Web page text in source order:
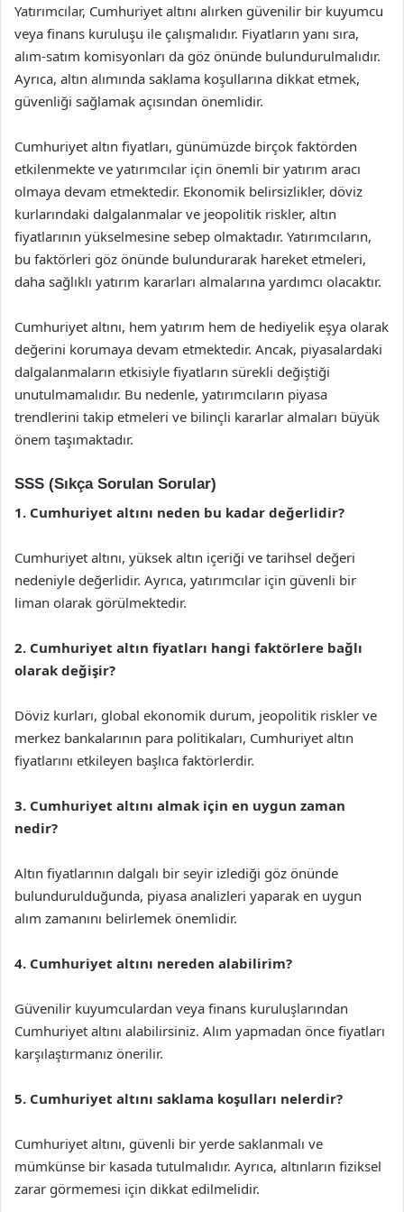
Yatırımcılar, Cumhuriyet altını alırken güvenilir bir kuyumcu
veya finans kuruluşu ile çalışmalıdır. Fiyatların yanı sıra,
alım-satım komisyonları da göz önünde bulundurulmalıdır.
Ayrıca, altın alımında saklama koşullarına dikkat etmek,
güvenliği sağlamak açısından önemlidir.
Cumhuriyet altın fiyatları, günümüzde birçok faktörden
etkilenmekte ve yatırımcılar için önemli bir yatırım aracı
olmaya devam etmektedir. Ekonomik belirsizlikler, döviz
kurlarındaki dalgalanmalar ve jeopolitik riskler, altın
fiyatlarının yükselmesine sebep olmaktadır. Yatırımcıların,
bu faktörleri göz önünde bulundurarak hareket etmeleri,
daha sağlıklı yatırım kararları almalarına yardımcı olacaktır.
Cumhuriyet altını, hem yatırım hem de hediyelik eşya olarak
değerini korumaya devam etmektedir. Ancak, piyasalardaki
dalgalanmaların etkisiyle fiyatların sürekli değiştiği
unutulmamalıdır. Bu nedenle, yatırımcıların piyasa
trendlerini takip etmeleri ve bilinçli kararlar almaları büyük
önem taşımaktadır.
SSS (Sıkça Sorulan Sorular)
1. Cumhuriyet altını neden bu kadar değerlidir?
Cumhuriyet altını, yüksek altın içeriği ve tarihsel değeri
nedeniyle değerlidir. Ayrıca, yatırımcılar için güvenli bir
liman olarak görülmektedir.
2. Cumhuriyet altın fiyatları hangi faktörlere bağlı
olarak değişir?
Döviz kurları, global ekonomik durum, jeopolitik riskler ve
merkez bankalarının para politikaları, Cumhuriyet altın
fiyatlarını etkileyen başlıca faktörlerdir.
3. Cumhuriyet altını almak için en uygun zaman
nedir?
Altın fiyatlarının dalgalı bir seyir izlediği göz önünde
bulundurulduğunda, piyasa analizleri yaparak en uygun
alım zamanını belirlemek önemlidir.
4. Cumhuriyet altını nereden alabilirim?
Güvenilir kuyumculardan veya finans kuruluşlarından
Cumhuriyet altını alabilirsiniz. Alım yapmadan önce fiyatları
karşılaştırmanız önerilir.
5. Cumhuriyet altını saklama koşulları nelerdir?
Cumhuriyet altını, güvenli bir yerde saklanmalı ve
mümkünse bir kasada tutulmalıdır. Ayrıca, altınların fiziksel
zarar görmemesi için dikkat edilmelidir.